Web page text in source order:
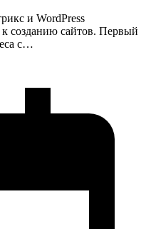
и WordPress
к созданию сайтов. Первый
с…